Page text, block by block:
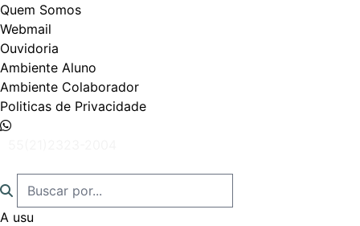
Quem Somos
Webmail
Ouvidoria
Ambiente Aluno
Ambiente Colaborador
Politicas de Privacidade
A usu